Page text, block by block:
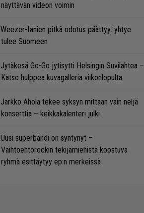
näyttävän videon voimin
Weezer-fanien pitkä odotus päättyy: yhtye
tulee Suomeen
Jytäkesä Go-Go jytisytti Helsingin Suvilahtea –
Katso hulppea kuvagalleria viikonlopulta
Jarkko Ahola tekee syksyn mittaan vain neljä
konserttia – keikkakalenteri julki
Uusi superbändi on syntynyt –
Vaihtoehtorockin tekijämiehistä koostuva
ryhmä esittäytyy ep:n merkeissä